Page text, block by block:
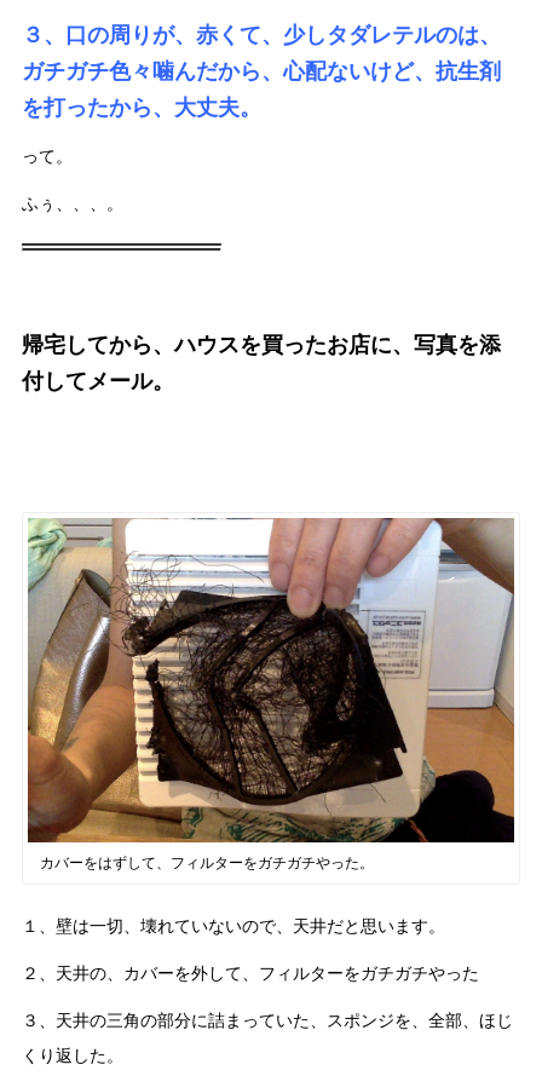
３、口の周りが、赤くて、少しタダレテルのは、
ガチガチ色々噛んだから、心配ないけど、抗生剤
を打ったから、大丈夫。
って。
ふぅ、、、。
帰宅してから、ハウスを買ったお店に、写真を添
付してメール。
カバーをはずして、フィルターをガチガチやった。
１、壁は一切、壊れていないので、天井だと思います。
２、天井の、カバーを外して、フィルターをガチガチやった
３、天井の三角の部分に詰まっていた、スポンジを、全部、ほじ
くり返した。